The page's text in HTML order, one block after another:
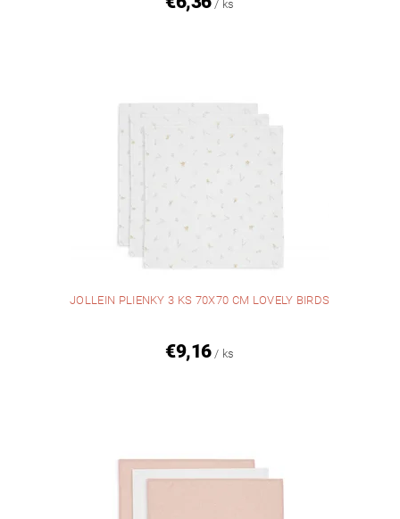
/ ks
JOLLEIN PLIENKY 3 KS 70X70 CM LOVELY BIRDS
€9,16 / ks